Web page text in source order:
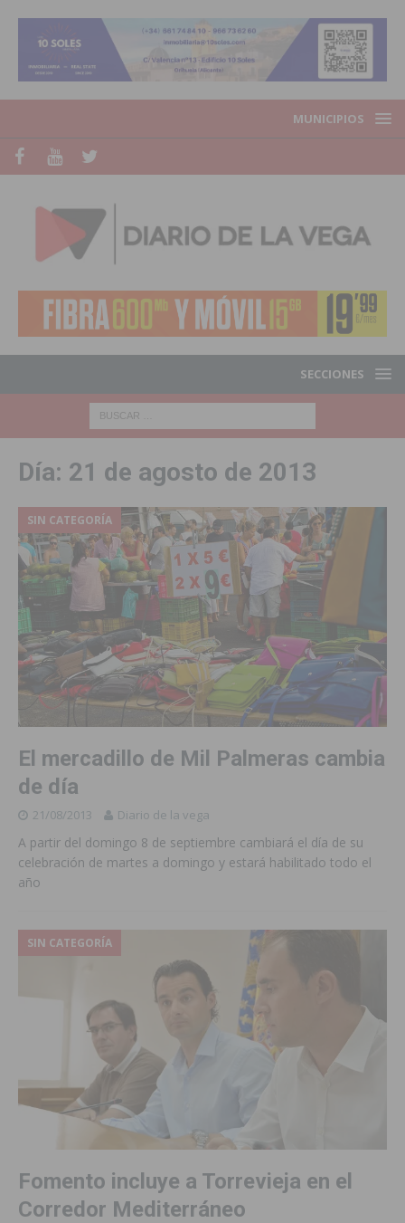
MUNICIPIOS
SECCIONES
Día: 21 de agosto de 2013
SIN CATEGORÍA
El mercadillo de Mil Palmeras cambia
de día
21/08/2013 Diario de la vega
A partir del domingo 8 de septiembre cambiará el día de su
celebración de martes a domingo y estará habilitado todo el
año
SIN CATEGORÍA
Fomento incluye a Torrevieja en el
Corredor Mediterráneo